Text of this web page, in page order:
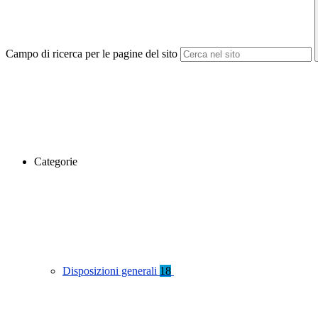
Campo di ricerca per le pagine del sito
Categorie
Disposizioni generali 18